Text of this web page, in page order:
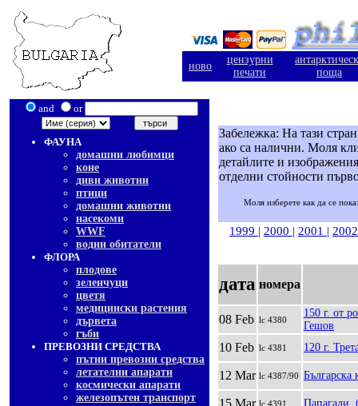
ново
цензурни
печати
поща
and or
ФАУНА
домашни любимци
коне
диви животни
птици
домашни животни
насекоми
WWF
водни обитатели
ФЛОРА
плодове
зеленчуци
цветя
медицински растения
дървета
гъби
ПРЕВОЗНИ СРЕДСТВА
пътни превозни средства
летателни апарати
космически апарати
железопътен транспорт
Забележка: На тази
ако са налични. Моля
детайлите и
отделни стойности
Моля изберете как да се
1999 | 2000 | 2001 |
дата номера
08 Feb lc 4380
150 г. от
Гешов
10 Feb lc 4381 120 г.
12 Mar lc 4387/90 Българска
15 Mar lc 4391 Папагали,